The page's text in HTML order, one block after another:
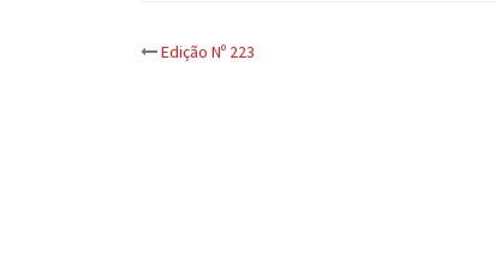
Post
Edição Nº 223